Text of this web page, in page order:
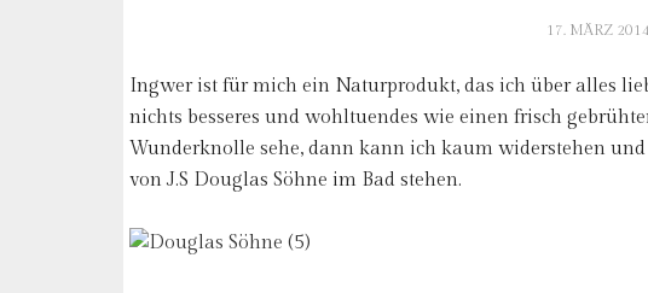
17. MÄRZ 2014
Ingwer ist für mich ein Naturprodukt, das ich über alles
nichts besseres und wohltuendes wie einen frisch
Wunderknolle sehe, dann kann ich kaum widerstehen
von J.S Douglas Söhne im Bad stehen.